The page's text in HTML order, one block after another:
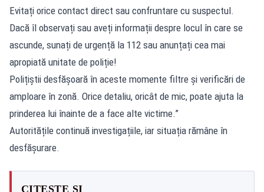
Evitați orice contact direct sau confruntare cu suspectul.
Dacă îl observați sau aveți informații despre locul în care se
ascunde, sunați de urgență la 112 sau anunțați cea mai
apropiată unitate de poliție!
Polițiștii desfășoară în aceste momente filtre și verificări de
amploare în zonă. Orice detaliu, oricât de mic, poate ajuta la
prinderea lui înainte de a face alte victime.”
Autoritățile continuă investigațiile, iar situația rămâne în
desfășurare.
CITEȘTE ȘI